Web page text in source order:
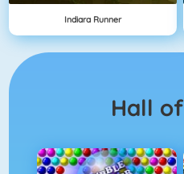
Indiara Runner
Hall of